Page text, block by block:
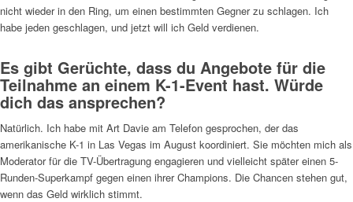
nicht wieder in den Ring, um einen bestimmten Gegner zu schlagen. Ich
habe jeden geschlagen, und jetzt will ich Geld verdienen.
Es gibt Gerüchte, dass du Angebote für die
Teilnahme an einem K-1-Event hast. Würde
dich das ansprechen?
Natürlich. Ich habe mit Art Davie am Telefon gesprochen, der das
amerikanische K-1 in Las Vegas im August koordiniert. Sie möchten mich als
Moderator für die TV-Übertragung engagieren und vielleicht später einen 5-
Runden-Superkampf gegen einen ihrer Champions. Die Chancen stehen gut,
wenn das Geld wirklich stimmt.